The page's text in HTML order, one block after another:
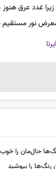
غدد عرق هنوز
نور مستقیم
حال‌مان را
رنگ‌ها را بپوشید